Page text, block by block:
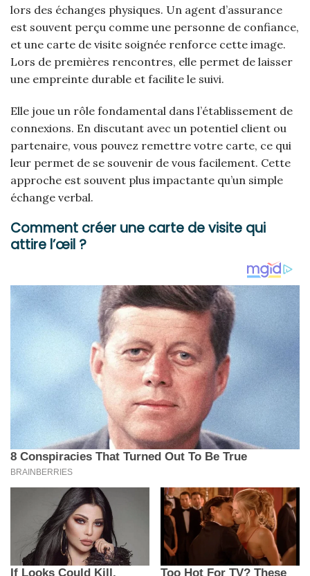
lors des échanges physiques. Un agent d’assurance
est souvent perçu comme une personne de confiance,
et une carte de visite soignée renforce cette image.
Lors de premières rencontres, elle permet de laisser
une empreinte durable et facilite le suivi.
Elle joue un rôle fondamental dans l’établissement de
connexions. En discutant avec un potentiel client ou
partenaire, vous pouvez remettre votre carte, ce qui
leur permet de se souvenir de vous facilement. Cette
approche est souvent plus impactante qu’un simple
échange verbal.
Comment créer une carte de visite qui
attire l’œil ?